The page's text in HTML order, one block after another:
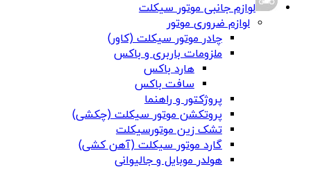
لوازم جانبی موتور سیکلت
لوازم ضروری موتور
چادر موتور سیکلت (کاور)
ملزومات باربری و باکس
هارد باکس
سافت باکس
پروژکتور و راهنما
پروتکشن موتور سیکلت (چکشی)
تشک زین موتورسیکلت
گارد موتور سیکلت (آهن کشی)
هولدر موبایل و جالیوانی